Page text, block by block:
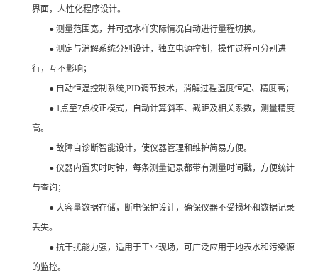
界面，人性化程序设计。
● 测量范围宽，并可据水样实际情况自动进行量程切换。
● 测定与消解系统分别设计，独立电源控制，操作过程可分别进
行，互不影响；
● 自动恒温控制系统,PID调节技术，消解过程温度恒定、精度高；
● 1点至7点校正模式，自动计算斜率、截距及相关系数，测量精度
高。
● 故障自诊断智能设计，使仪器管理和维护简易方便。
● 仪器内置实时时钟，每条测量记录都带有测量时间戳，方便统计
与查询；
● 大容量数据存储，断电保护设计，确保仪器不受损坏和数据记录
丢失。
● 抗干扰能力强，适用于工业现场，可广泛应用于地表水和污染源
的监控。